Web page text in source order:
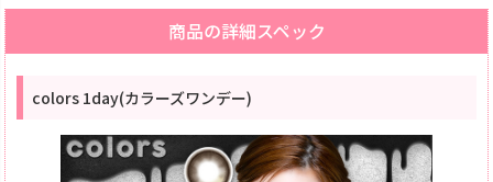
商品の詳細スペック
colors 1day(カラーズワンデー)